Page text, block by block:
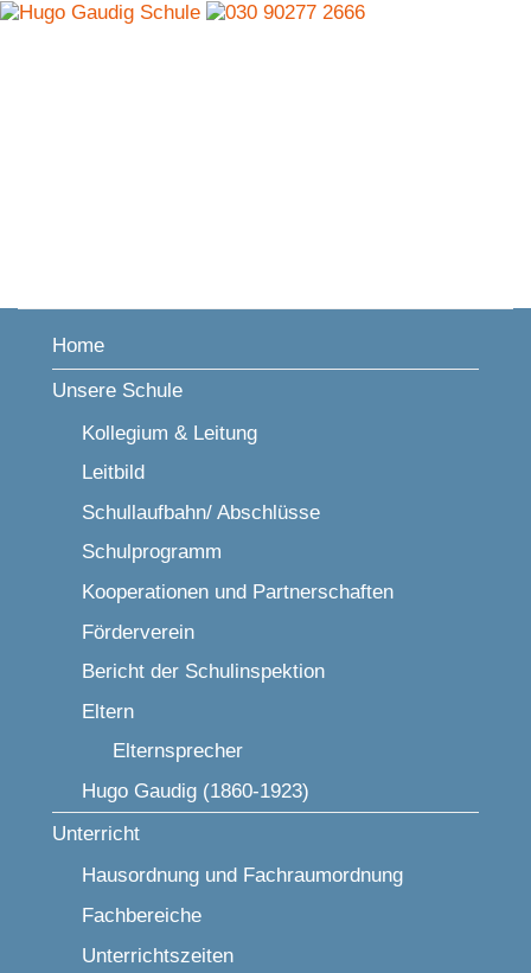
Home
Unsere Schule
Kollegium & Leitung
Leitbild
Schullaufbahn/ Abschlüsse
Schulprogramm
Kooperationen und Partnerschaften
Förderverein
Bericht der Schulinspektion
Eltern
Elternsprecher
Hugo Gaudig (1860-1923)
Unterricht
Hausordnung und Fachraumordnung
Fachbereiche
Unterrichtszeiten